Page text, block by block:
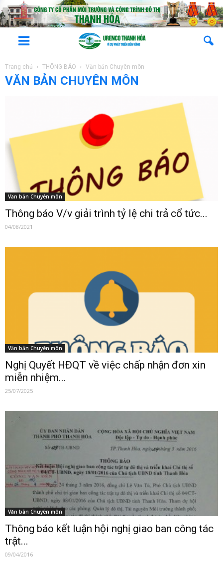
Trang chủ THÔNG BÁO Văn bản Chuyên môn
VĂN BẢN CHUYÊN MÔN
Văn bản Chuyên môn
Thông báo V/v giải trình tỷ lệ chi trả cổ tức...
04/08/2021
Văn bản Chuyên môn
Nghị Quyết HĐQT về việc chấp nhận đơn xin
miễn nhiệm...
25/07/2025
Văn bản Chuyên môn
Thông báo kết luận hội nghị giao ban công tác
trật...
09/04/2016